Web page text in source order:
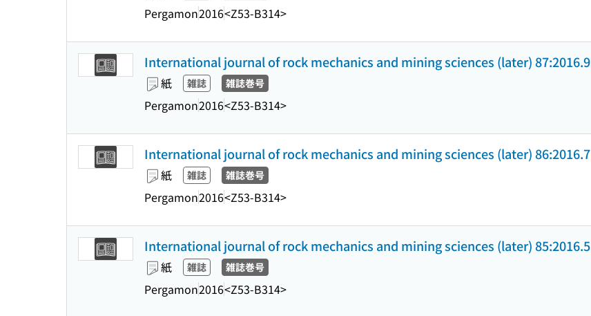
Pergamon2016<Z53-B314>
International journal of rock mechanics and mining sciences (later) 87:2016.9
紙 雑誌 雑誌巻号
Pergamon2016<Z53-B314>
International journal of rock mechanics and mining sciences (later) 86:2016.7
紙 雑誌 雑誌巻号
Pergamon2016<Z53-B314>
International journal of rock mechanics and mining sciences (later) 85:2016.5
紙 雑誌 雑誌巻号
Pergamon2016<Z53-B314>